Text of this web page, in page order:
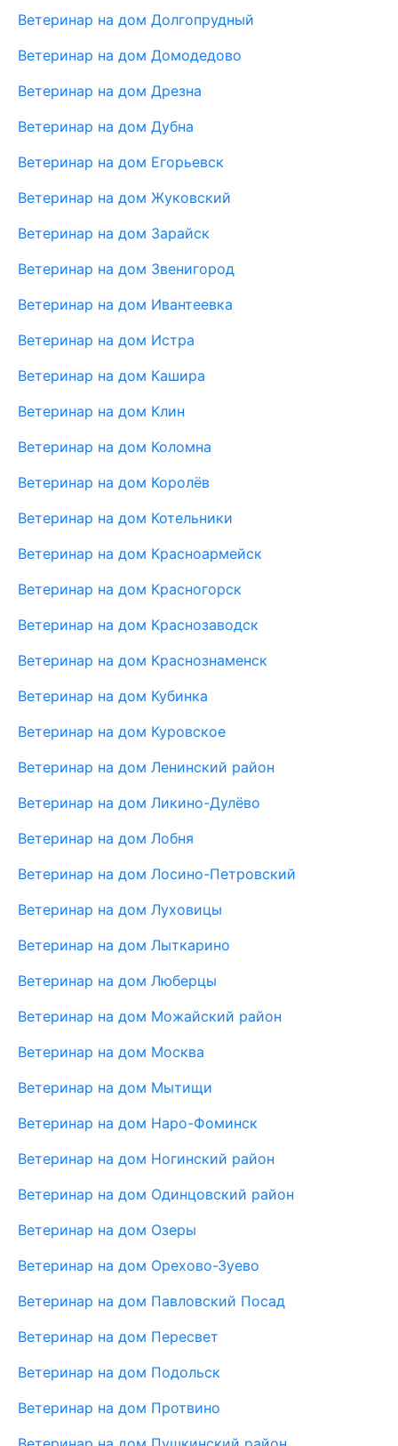
Ветеринар на дом Долгопрудный
Ветеринар на дом Домодедово
Ветеринар на дом Дрезна
Ветеринар на дом Дубна
Ветеринар на дом Егорьевск
Ветеринар на дом Жуковский
Ветеринар на дом Зарайск
Ветеринар на дом Звенигород
Ветеринар на дом Ивантеевка
Ветеринар на дом Истра
Ветеринар на дом Кашира
Ветеринар на дом Клин
Ветеринар на дом Коломна
Ветеринар на дом Королёв
Ветеринар на дом Котельники
Ветеринар на дом Красноармейск
Ветеринар на дом Красногорск
Ветеринар на дом Краснозаводск
Ветеринар на дом Краснознаменск
Ветеринар на дом Кубинка
Ветеринар на дом Куровское
Ветеринар на дом Ленинский район
Ветеринар на дом Ликино-Дулёво
Ветеринар на дом Лобня
Ветеринар на дом Лосино-Петровский
Ветеринар на дом Луховицы
Ветеринар на дом Лыткарино
Ветеринар на дом Люберцы
Ветеринар на дом Можайский район
Ветеринар на дом Москва
Ветеринар на дом Мытищи
Ветеринар на дом Наро-Фоминск
Ветеринар на дом Ногинский район
Ветеринар на дом Одинцовский район
Ветеринар на дом Озеры
Ветеринар на дом Орехово-Зуево
Ветеринар на дом Павловский Посад
Ветеринар на дом Пересвет
Ветеринар на дом Подольск
Ветеринар на дом Протвино